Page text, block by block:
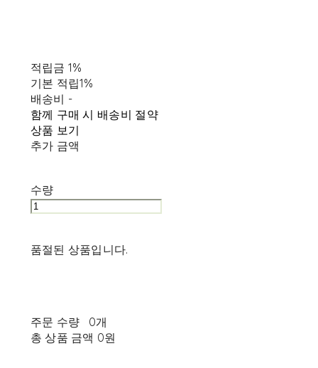
적립금 1%
기본 적립1%
배송비 -
함께 구매 시 배송비 절약
상품 보기
추가 금액
수량
품절된 상품입니다.
주문 수량
0개
총 상품 금액 0원